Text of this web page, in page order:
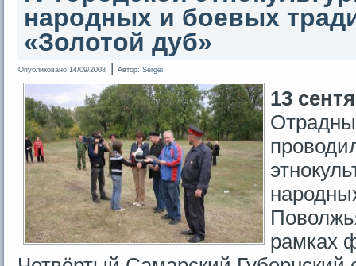
народных и боевых
«Золотой дуб»
Опубликовано 14/09/2008 | Автор: Sergei
13
рамках